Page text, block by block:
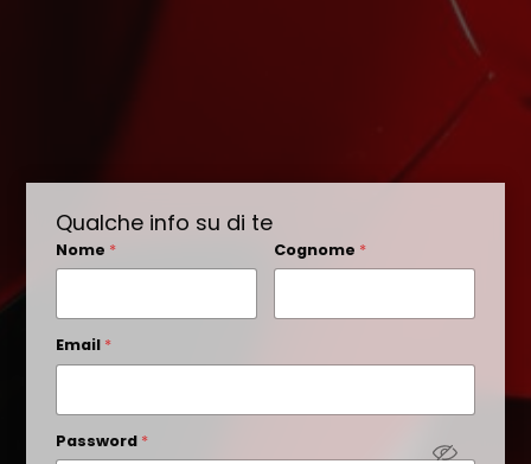
Qualche info su di te
Nome * Cognome *
Email *
Password *